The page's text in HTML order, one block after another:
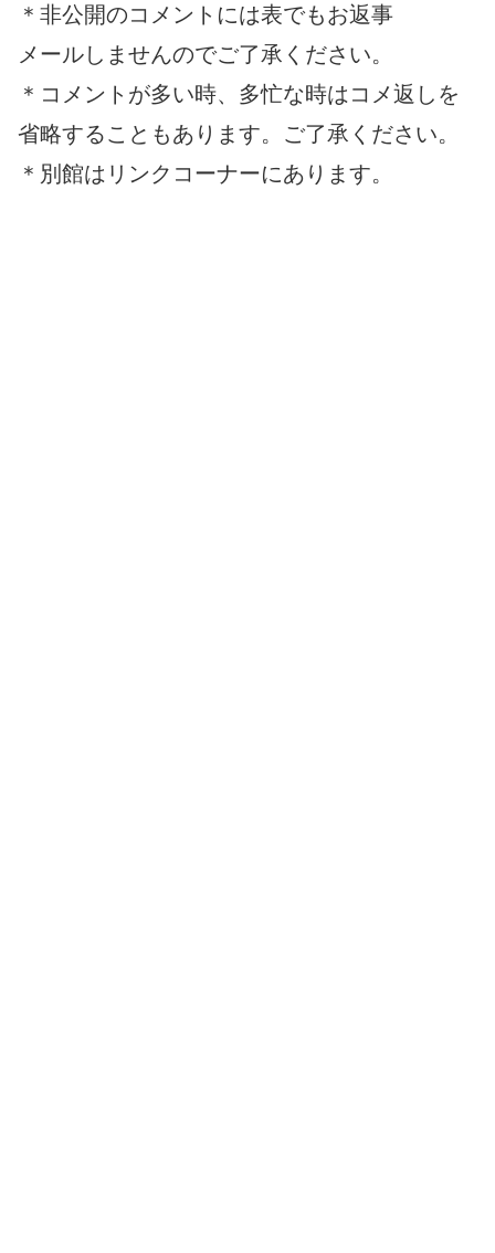
＊非公開のコメントには表でもお返事
メールしませんのでご了承ください。
＊コメントが多い時、多忙な時はコメ返しを
省略することもあります。ご了承ください。
＊別館はリンクコーナーにあります。